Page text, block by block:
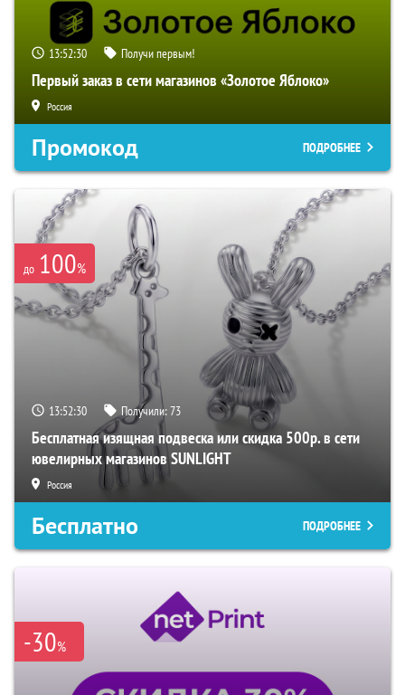
13:52:29 Получи первым!
Первый заказ в сети магазинов «Золотое Яблоко»
Россия
Промокод ПОДРОБНЕЕ
до 100%
13:52:29 Получили:73
Бесплатная изящная подвеска или скидка 500р. в сети
ювелирных магазинов SUNLIGHT
Россия
Бесплатно ПОДРОБНЕЕ
-30%